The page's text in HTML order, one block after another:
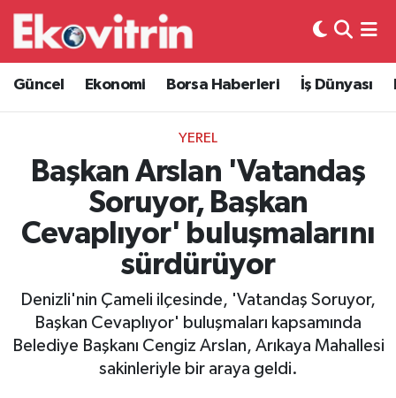
Güncel Ekonomi Borsa Haberleri İş Dünyası
YEREL
Başkan Arslan 'Vatandaş
Soruyor, Başkan
Cevaplıyor' buluşmalarını
sürdürüyor
Denizli'nin Çameli ilçesinde, 'Vatandaş Soruyor,
Başkan Cevaplıyor' buluşmaları kapsamında
Belediye Başkanı Cengiz Arslan, Arıkaya Mahallesi
sakinleriyle bir araya geldi.
Güncel
Ekonomi
Borsa Haberleri
İş Dünyası
Lojistik
Otovitrin
Asayiş
Hava Durumu
Trafik Durumu
Süper Lig Puan Durumu ve Fikstür
Tüm Manşetler
Son Dakika Haberleri
Haber Arşivi